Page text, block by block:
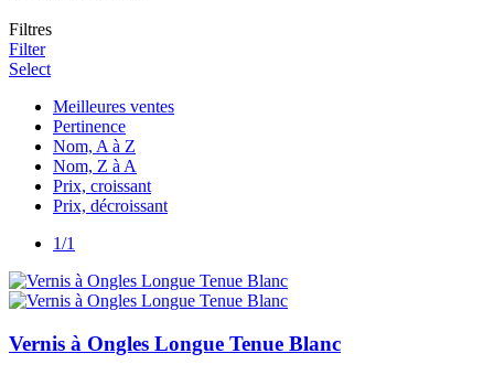
Filtres
Filter
Select
Meilleures ventes
Pertinence
Nom, A à Z
Nom, Z à A
Prix, croissant
Prix, décroissant
1/1
Vernis à Ongles Longue Tenue Blanc